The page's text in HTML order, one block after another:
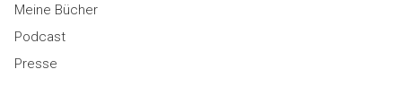
Meine Bücher
Podcast
Presse